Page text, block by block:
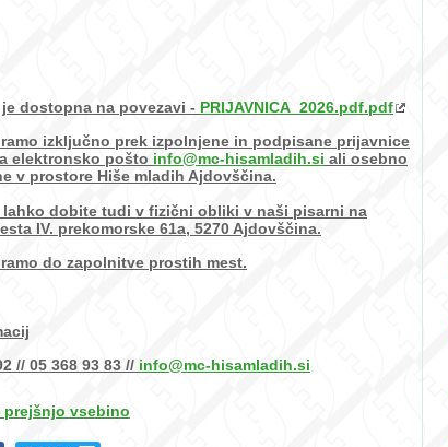
dostopna na povezavi - PRIJAVNICA_2026.pdf.pdf
izključno prek izpolnjene in podpisane prijavnice
elektronsko pošto info@mc-hisamladih.si ali osebno
v prostore Hiše mladih Ajdovščina.
lahko dobite tudi v fizični obliki v naši pisarni na
IV. prekomorske 61a, 5270 Ajdovščina.
do zapolnitve prostih mest.
// 05 368 93 83 // info@mc-hisamladih.si
prejšnjo vsebino